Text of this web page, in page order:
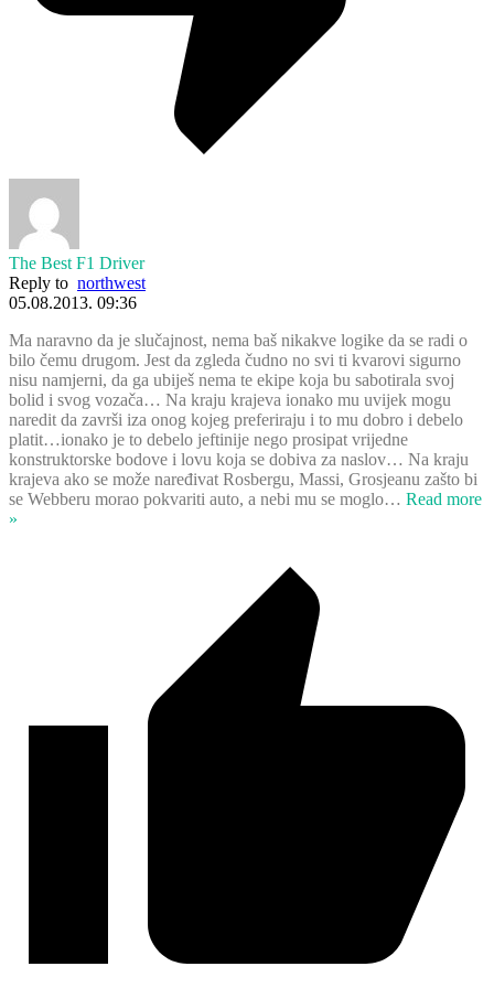
The Best F1 Driver
Reply to northwest
05.08.2013. 09:36
Ma naravno da je slučajnost, nema baš nikakve logike da se radi o
bilo čemu drugom. Jest da zgleda čudno no svi ti kvarovi sigurno
nisu namjerni, da ga ubiješ nema te ekipe koja bu sabotirala svoj
bolid i svog vozača… Na kraju krajeva ionako mu uvijek mogu
naredit da završi iza onog kojeg preferiraju i to mu dobro i debelo
platit…ionako je to debelo jeftinije nego prosipat vrijedne
konstruktorske bodove i lovu koja se dobiva za naslov… Na kraju
krajeva ako se može naređivat Rosbergu, Massi, Grosjeanu zašto bi
se Webberu morao pokvariti auto, a nebi mu se moglo… Read more
»